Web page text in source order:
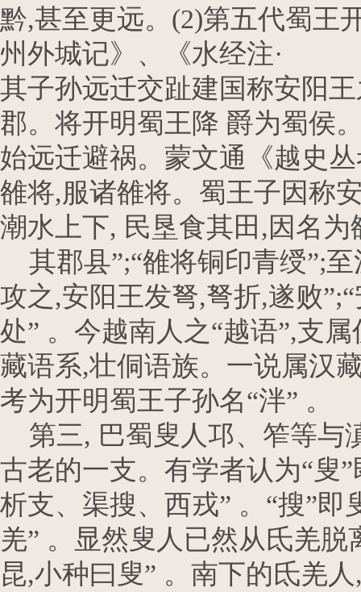
黔,甚至更远。(2)第五代蜀王
州外城记》、《水经注·
其子孙远迁交趾建国称安阳
郡。将开明蜀王降 爵为蜀侯
始远迁避祸。蒙文通《越史
雒将,服诸雒将。蜀王子因称
潮水上下, 民垦食其田,因名
其郡县”;“雒将铜印青绶”;
攻之,安阳王发弩,弩折,遂败
处” 。今越南人之“越语”,支
藏语系,壮侗语族。一说属汉
考为开明蜀王子孙名“泮” 。
第三, 巴蜀叟人邛、笮等与
古老的一支。有学者认为“叟
析支、渠搜、西戎” 。“搜”
羌” 。显然叟人已然从氐羌
昆,小种曰叟” 。南下的氐羌